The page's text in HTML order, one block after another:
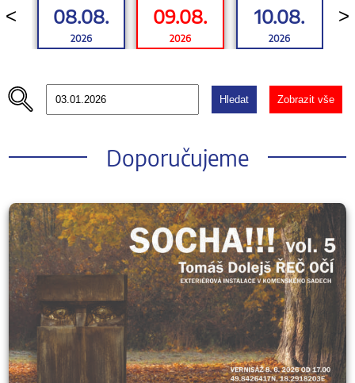
< 08.08.
2026
09.08.
2026
10.08.
2026
>
Hledat Zobrazit vše
Doporučujeme